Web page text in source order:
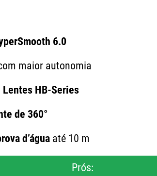
6.0
maior autonomia
Lentes HB-Series
de 360°
d’água até 10 m
Prós: